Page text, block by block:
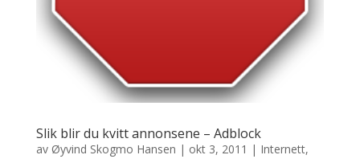
Slik blir du kvitt annonsene – Adblock
av Øyvind Skogmo Hansen | okt 3, 2011 | Internett,